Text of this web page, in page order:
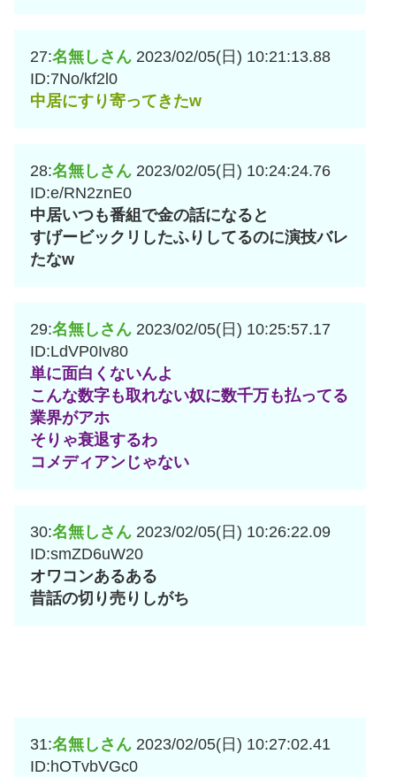
27:名無しさん 2023/02/05(日) 10:21:13.88
ID:7No/kf2l0
中居にすり寄ってきたw
28:名無しさん 2023/02/05(日) 10:24:24.76
ID:e/RN2znE0
中居いつも番組で金の話になると
すげービックリしたふりしてるのに演技バレ
たなw
29:名無しさん 2023/02/05(日) 10:25:57.17
ID:LdVP0Iv80
単に面白くないんよ
こんな数字も取れない奴に数千万も払ってる
業界がアホ
そりゃ衰退するわ
コメディアンじゃない
30:名無しさん 2023/02/05(日) 10:26:22.09
ID:smZD6uW20
オワコンあるある
昔話の切り売りしがち
31:名無しさん 2023/02/05(日) 10:27:02.41
ID:hOTvbVGc0